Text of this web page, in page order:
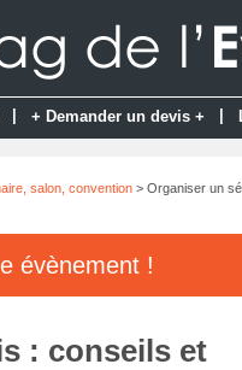
+ Demander un devis +
salon, convention> Organiser un
évènement !
: conseils et